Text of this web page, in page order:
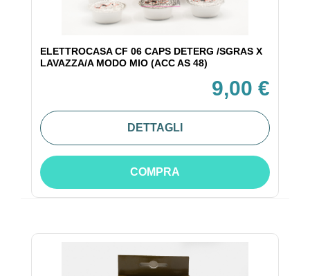
ELETTROCASA CF 06 CAPS DETERG /SGRAS X
LAVAZZA/A MODO MIO (ACC AS 48)
9,00 €
DETTAGLI
COMPRA